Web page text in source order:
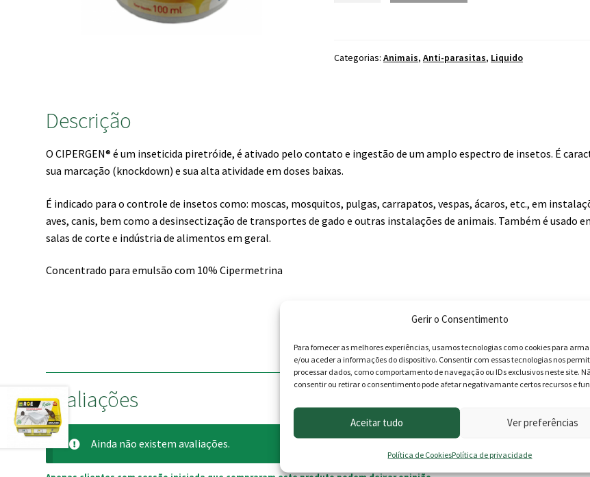
Gerir o Consentimento
Para fornecer as melhores experiências, usamos tecnologias como cookies para
e/ou aceder a informações do dispositivo. Consentir com essas tecnologias nos
processar dados, como comportamento de navegação ou IDs exclusivos neste site.
consentir ou retirar o consentimento pode afetar negativamante certos recursos e
Aceitar tudo Ver preferências
Política de CookiesPolítica de privacidade
Categorias: Animais, Anti-parasitas, Liquido
Descrição
O CIPERGEN® é um inseticida piretróide, é ativado pelo contato e ingestão de um amplo espectro de insetos. É
sua marcação (knockdown) e sua alta atividade em doses baixas.
É indicado para o controle de insetos como: moscas, mosquitos, pulgas, carrapatos, vespas, ácaros, etc., em
aves, canis, bem como a desinsectização de transportes de gado e outras instalações de animais. Também é usado
salas de corte e indústria de alimentos em geral.
Concentrado para emulsão com 10% Cipermetrina
Avaliações
Ainda não existem avaliações.